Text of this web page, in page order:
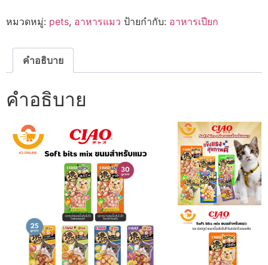
แมว
ซอฟท์
ขนม
แสน
อร่อย
จาก
หมวดหมู่: pets, อาหารแมว ป้ายกำกับ: อาหารเปียก
คำอธิบาย
คำอธิบาย